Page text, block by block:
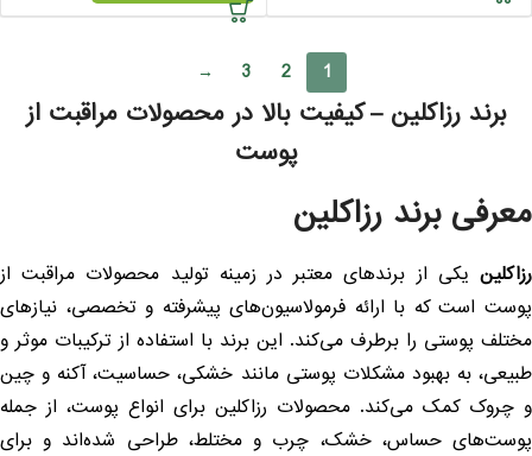
1
2
3
→
برند رزاکلین – کیفیت بالا در محصولات مراقبت از
پوست
معرفی برند رزاکلین
رزاکلینیکی از برندهای معتبر در زمینه تولید محصولات مراقبت از
پوست است که با ارائه فرمولاسیون‌های پیشرفته و تخصصی، نیازهای
مختلف پوستی را برطرف می‌کند. این برند با استفاده از ترکیبات موثر و
طبیعی، به بهبود مشکلات پوستی مانند خشکی، حساسیت، آکنه و چین
و چروک کمک می‌کند. محصولات رزاکلین برای انواع پوست، از جمله
پوست‌های حساس، خشک، چرب و مختلط، طراحی شده‌اند و برای